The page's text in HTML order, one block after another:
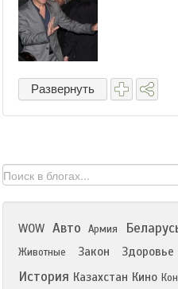
Развернуть
WOW Авто Армия
Животные
Закон Здоровье
История Казахстан Кино